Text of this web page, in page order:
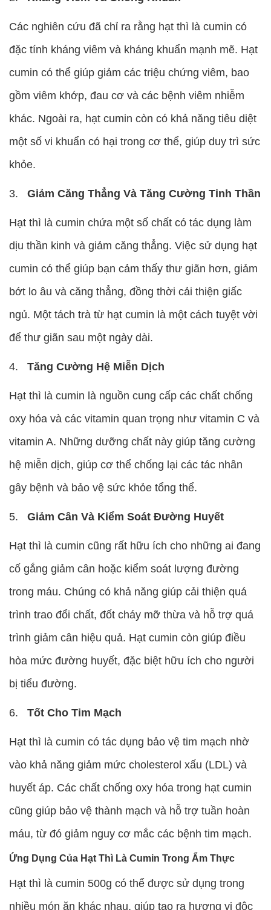
Các nghiên cứu đã chỉ ra rằng hạt thì là cumin có
đặc tính kháng viêm và kháng khuẩn mạnh mẽ. Hạt
cumin có thể giúp giảm các triệu chứng viêm, bao
gồm viêm khớp, đau cơ và các bệnh viêm nhiễm
khác. Ngoài ra, hạt cumin còn có khả năng tiêu diệt
một số vi khuẩn có hại trong cơ thể, giúp duy trì sức
khỏe.
Giảm Căng Thẳng Và Tăng Cường Tinh Thần
Hạt thì là cumin chứa một số chất có tác dụng làm
dịu thần kinh và giảm căng thẳng. Việc sử dụng hạt
cumin có thể giúp bạn cảm thấy thư giãn hơn, giảm
bớt lo âu và căng thẳng, đồng thời cải thiện giấc
ngủ. Một tách trà từ hạt cumin là một cách tuyệt vời
để thư giãn sau một ngày dài.
Tăng Cường Hệ Miễn Dịch
Hạt thì là cumin là nguồn cung cấp các chất chống
oxy hóa và các vitamin quan trọng như vitamin C và
vitamin A. Những dưỡng chất này giúp tăng cường
hệ miễn dịch, giúp cơ thể chống lại các tác nhân
gây bệnh và bảo vệ sức khỏe tổng thể.
Giảm Cân Và Kiểm Soát Đường Huyết
Hạt thì là cumin cũng rất hữu ích cho những ai đang
cố gắng giảm cân hoặc kiểm soát lượng đường
trong máu. Chúng có khả năng giúp cải thiện quá
trình trao đổi chất, đốt cháy mỡ thừa và hỗ trợ quá
trình giảm cân hiệu quả. Hạt cumin còn giúp điều
hòa mức đường huyết, đặc biệt hữu ích cho người
bị tiểu đường.
Tốt Cho Tim Mạch
Hạt thì là cumin có tác dụng bảo vệ tim mạch nhờ
vào khả năng giảm mức cholesterol xấu (LDL) và
huyết áp. Các chất chống oxy hóa trong hạt cumin
cũng giúp bảo vệ thành mạch và hỗ trợ tuần hoàn
máu, từ đó giảm nguy cơ mắc các bệnh tim mạch.
Ứng Dụng Của Hạt Thì Là Cumin Trong Ẩm Thực
Hạt thì là cumin 500g có thể được sử dụng trong
nhiều món ăn khác nhau, giúp tạo ra hương vị độc